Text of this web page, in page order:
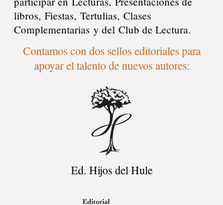
libros, Fiestas, Tertulias, Clases
Complementarias y del Club de Lectura.
Contamos con dos sellos editoriales para
apoyar el talento de nuevos autores:
Ed. Hijos del Hule